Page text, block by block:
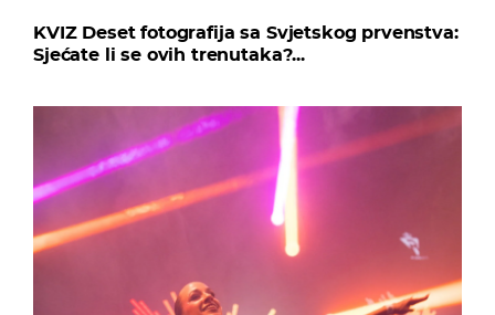
KVIZ Deset fotografija sa Svjetskog prvenstva:
Sjećate li se ovih trenutaka?...